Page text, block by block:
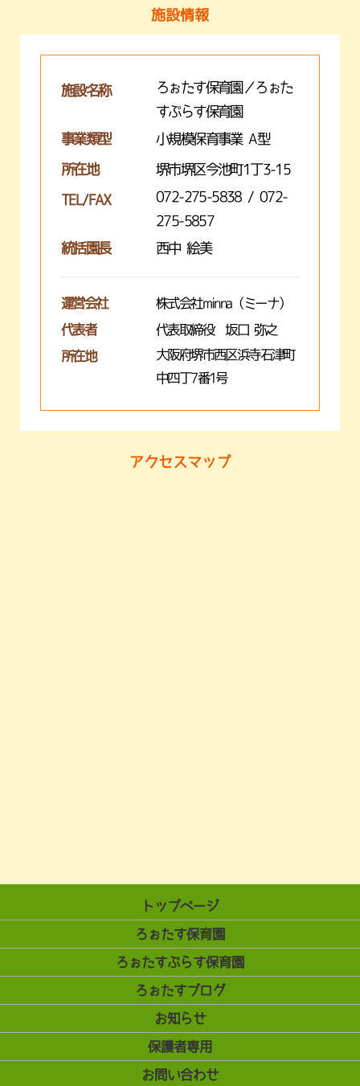
施設情報
施設名称
ろぉたす保育園／ろぉた
すぷらす保育園
事業類型
小規模保育事業 A型
所在地 堺市堺区今池町1丁3-15
TEL/FAX
072-275-5838 / 072-
275-5857
統括園長
西中 絵美
運営会社 株式会社minna（ミーナ）
代表者 代表取締役 坂口 弥之
所在地
大阪府堺市西区浜寺石津町
中四丁7番1号
アクセスマップ
トップページ
ろぉたす保育園
ろぉたすぷらす保育園
ろぉたすブログ
お知らせ
保護者専用
お問い合わせ